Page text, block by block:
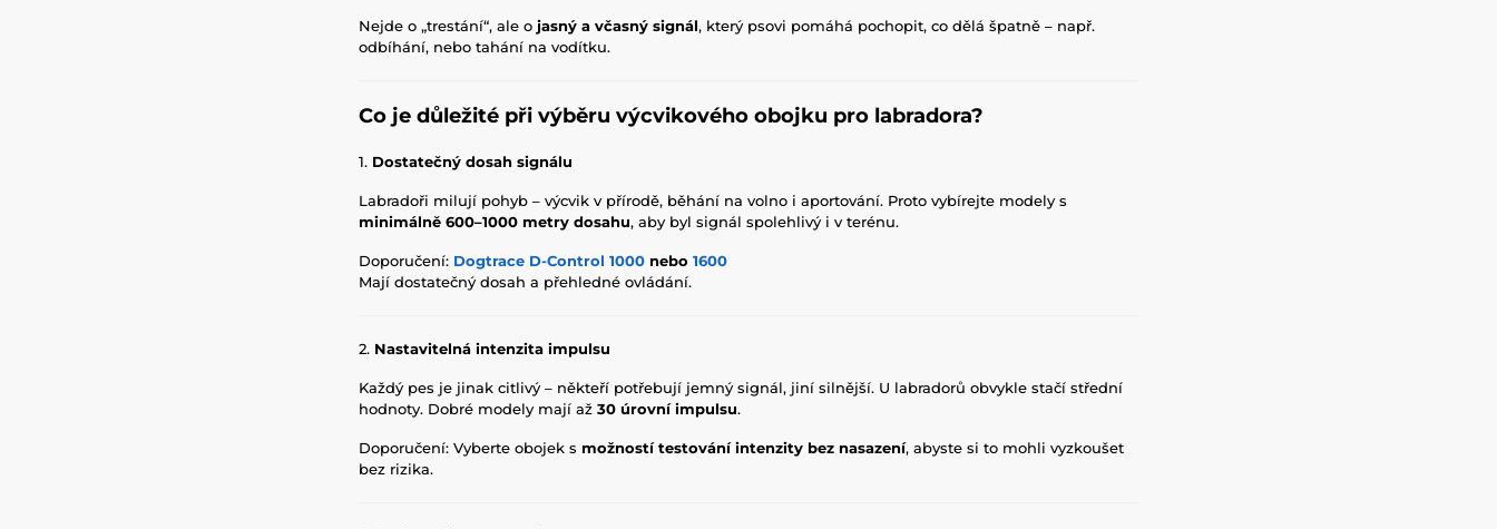
Nejde o „trestání“, ale o jasný a včasný signál, který psovi pomáhá pochopit, co dělá špatně – např.
odbíhání, nebo tahání na vodítku.
Co je důležité při výběru výcvikového obojku pro labradora?
1. Dostatečný dosah signálu
Labradoři milují pohyb – výcvik v přírodě, běhání na volno i aportování. Proto vybírejte modely s
minimálně 600–1000 metry dosahu, aby byl signál spolehlivý i v terénu.
Doporučení: Dogtrace D-Control 1000 nebo 1600
Mají dostatečný dosah a přehledné ovládání.
2. Nastavitelná intenzita impulsu
Každý pes je jinak citlivý – někteří potřebují jemný signál, jiní silnější. U labradorů obvykle stačí střední
hodnoty. Dobré modely mají až 30 úrovní impulsu.
Doporučení: Vyberte obojek s možností testování intenzity bez nasazení, abyste si to mohli vyzkoušet
bez rizika.